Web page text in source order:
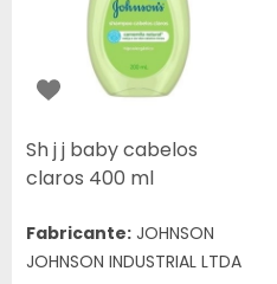
Sh j j baby cabelos
claros 400 ml
Fabricante: JOHNSON
JOHNSON INDUSTRIAL LTDA